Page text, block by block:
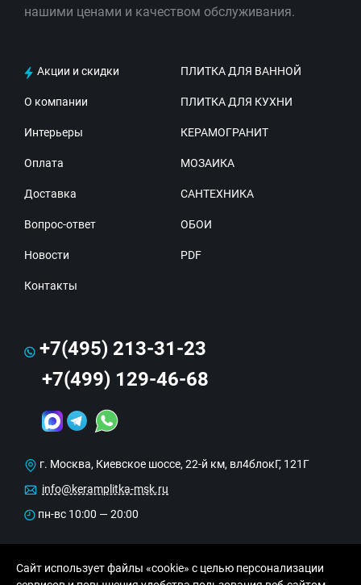
нашими ценами и качеством обслуживания.
Акции и скидки
О компании
Интерьеры
Оплата
Доставка
Вопрос-ответ
Новости
Контакты
ПЛИТКА ДЛЯ ВАННОЙ
ПЛИТКА ДЛЯ КУХНИ
КЕРАМОГРАНИТ
МОЗАИКА
САНТЕХНИКА
ОБОИ
PDF
+7(495) 213-31-23
+7(499) 129-46-68
г. Москва, Киевское шоссе, 22-й км, вл4блокГ, 121Г
info@keramplitka-msk.ru
пн-вс 10:00 — 20:00
Сайт использует файлы «cookie» с целью персонализации